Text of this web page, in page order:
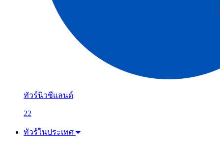
ทัวร์นิวซีแลนด์
22
ทัวร์ในประเทศ